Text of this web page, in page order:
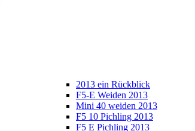
2013 ein Rückblick
F5-E Weiden 2013
Mini 40 weiden 2013
F5 10 Pichling 2013
F5 E Pichling 2013